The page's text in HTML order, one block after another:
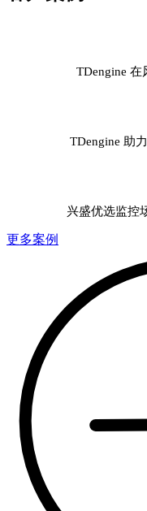
TDengine
TDengine 助
兴盛优选监控
更多案例